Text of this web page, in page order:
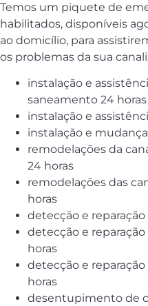
Temos um piquete de
habilitados, disponíveis
ao domicílio, para
os problemas da sua
instalação e
saneamento 24 horas
instalação e
instalação e
remodelações da
24 horas
remodelações das
horas
detecção e
detecção e
horas
detecção e
horas
desentupimento de